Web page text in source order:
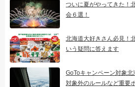
ついに夏がやってきた！
会６選！
北海道大好きさん必見！
いう疑問に答えます
GoToキャンペーン対象
対象外のルールなど重要